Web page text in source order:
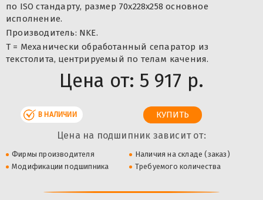
по ISO стандарту, размер 70x228x258 основное
исполнение.
Производитель: NKE.
T = Механически обработанный сепаратор из
текстолита, центрируемый по телам качения.
Цена от: 5 917 р.
В НАЛИЧИИ
Цена на подшипник зависит от:
Фирмы производителя
Наличия на складе (заказ)
Модификации подшипника
Требуемого количества